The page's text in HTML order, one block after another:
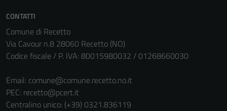
CONTATTI
Comune di Recetto
Via Cavour n.8 28060 Recetto (NO)
Codice fiscale / P. IVA: 80015980032 / 01268660030
Email: comune@comune.recetto.no.it
PEC: recetto@pcert.it
Centralino unico: (+39) 0321.836119